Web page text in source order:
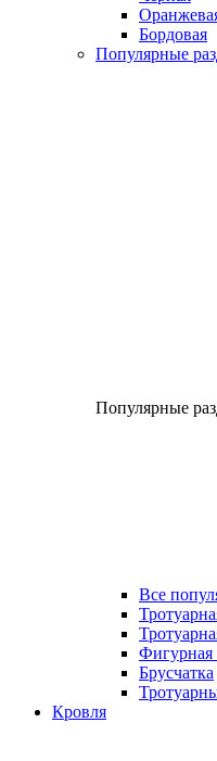
Бордовая
Популярные
Популярные
Все
Фигурная
Брусчатка
Кровля